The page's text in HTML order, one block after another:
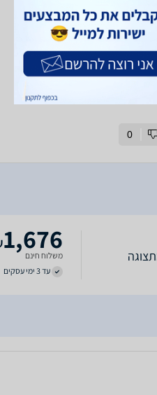
0
1,676
משלוח חינם
עד 3 ימי עסקים